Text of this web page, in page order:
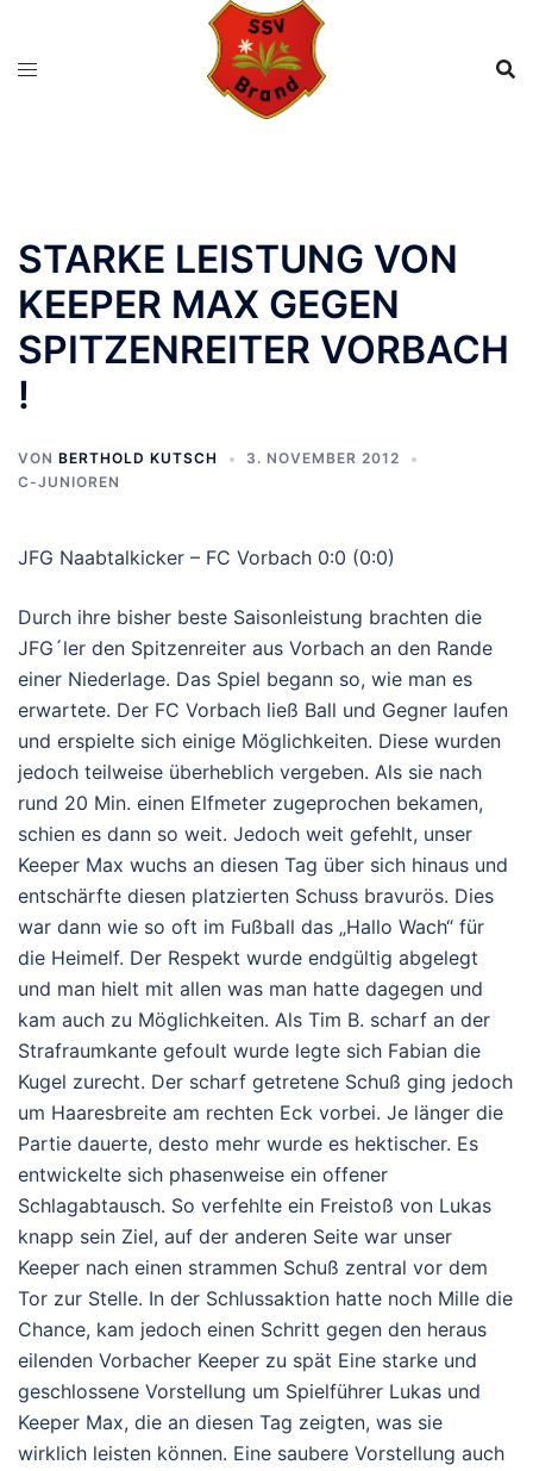
springen
STARKE LEISTUNG VON
KEEPER MAX GEGEN
SPITZENREITER VORBACH
!
VON BERTHOLD KUTSCH
3. NOVEMBER 2012
C-JUNIOREN
JFG Naabtalkicker – FC Vorbach 0:0 (0:0)
Durch ihre bisher beste Saisonleistung brachten die
JFG´ler den Spitzenreiter aus Vorbach an den Rande
einer Niederlage. Das Spiel begann so, wie man es
erwartete. Der FC Vorbach ließ Ball und Gegner laufen
und erspielte sich einige Möglichkeiten. Diese wurden
jedoch teilweise überheblich vergeben. Als sie nach
rund 20 Min. einen Elfmeter zugeprochen bekamen,
schien es dann so weit. Jedoch weit gefehlt, unser
Keeper Max wuchs an diesen Tag über sich hinaus und
entschärfte diesen platzierten Schuss bravurös. Dies
war dann wie so oft im Fußball das „Hallo Wach“ für
die Heimelf. Der Respekt wurde endgültig abgelegt
und man hielt mit allen was man hatte dagegen und
kam auch zu Möglichkeiten. Als Tim B. scharf an der
Strafraumkante gefoult wurde legte sich Fabian die
Kugel zurecht. Der scharf getretene Schuß ging jedoch
um Haaresbreite am rechten Eck vorbei. Je länger die
Partie dauerte, desto mehr wurde es hektischer. Es
entwickelte sich phasenweise ein offener
Schlagabtausch. So verfehlte ein Freistoß von Lukas
knapp sein Ziel, auf der anderen Seite war unser
Keeper nach einen strammen Schuß zentral vor dem
Tor zur Stelle. In der Schlussaktion hatte noch Mille die
Chance, kam jedoch einen Schritt gegen den heraus
eilenden Vorbacher Keeper zu spät Eine starke und
geschlossene Vorstellung um Spielführer Lukas und
Keeper Max, die an diesen Tag zeigten, was sie
wirklich leisten können. Eine saubere Vorstellung auch